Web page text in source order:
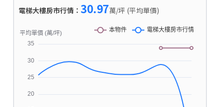
電梯大樓房市行情： 30.97萬/坪 (平均單價)